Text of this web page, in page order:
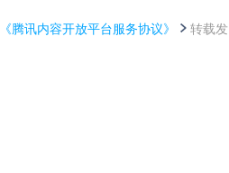
《腾讯内容开放平台服务协议》
转载发